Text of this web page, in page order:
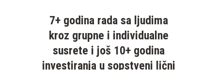
7+ godina rada sa ljudima
kroz grupne i individualne
susrete i još 10+ godina
investiranja u sopstveni lični